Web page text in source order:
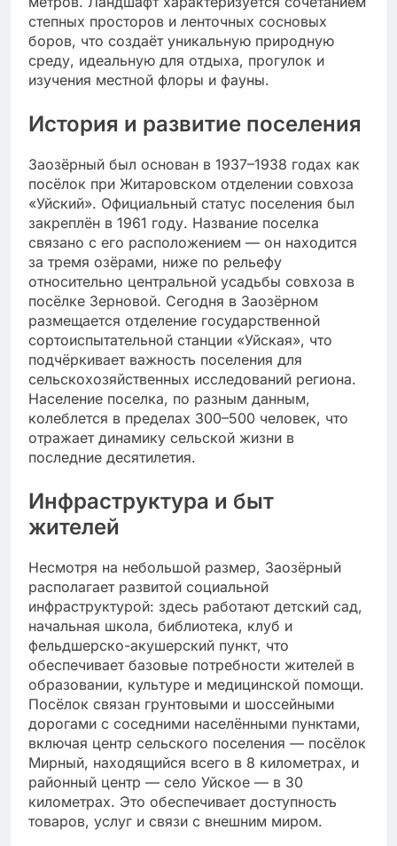
степных просторов и ленточных сосновых
боров, что создаёт уникальную природную
среду, идеальную для отдыха, прогулок и
изучения местной флоры и фауны.
История и развитие поселения
Заозёрный был основан в 1937–1938 годах как
посёлок при Житаровском отделении совхоза
«Уйский». Официальный статус поселения был
закреплён в 1961 году. Название поселка
связано с его расположением — он находится
за тремя озёрами, ниже по рельефу
относительно центральной усадьбы совхоза в
посёлке Зерновой. Сегодня в Заозёрном
размещается отделение государственной
сортоиспытательной станции «Уйская», что
подчёркивает важность поселения для
сельскохозяйственных исследований региона.
Население поселка, по разным данным,
колеблется в пределах 300–500 человек, что
отражает динамику сельской жизни в
последние десятилетия.
Инфраструктура и быт
жителей
Несмотря на небольшой размер, Заозёрный
располагает развитой социальной
инфраструктурой: здесь работают детский сад,
начальная школа, библиотека, клуб и
фельдшерско-акушерский пункт, что
обеспечивает базовые потребности жителей в
образовании, культуре и медицинской помощи.
Посёлок связан грунтовыми и шоссейными
дорогами с соседними населёнными пунктами,
включая центр сельского поселения — посёлок
Мирный, находящийся всего в 8 километрах, и
районный центр — село Уйское — в 30
километрах. Это обеспечивает доступность
товаров, услуг и связи с внешним миром.